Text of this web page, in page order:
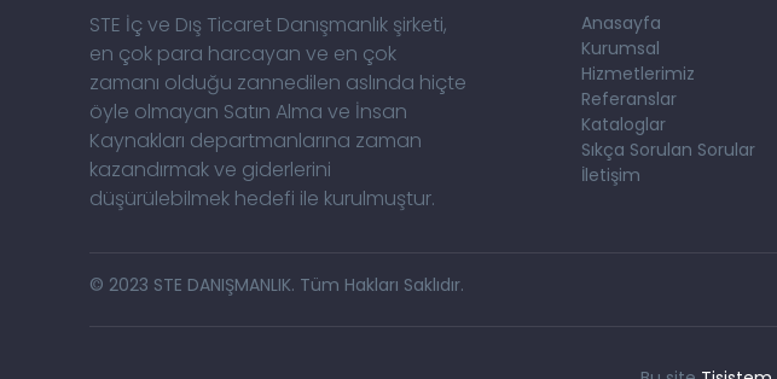
STE İç ve Dış Ticaret Danışmanlık şirketi,
en çok para harcayan ve en çok
zamanı olduğu zannedilen aslında hiçte
öyle olmayan Satın Alma ve İnsan
Kaynakları departmanlarına zaman
kazandırmak ve giderlerini
düşürülebilmek hedefi ile kurulmuştur.
Anasayfa
Kurumsal
Hizmetlerimiz
Referanslar
Kataloglar
Sıkça Sorulan Sorular
İletişim
© 2023 STE DANIŞMANLIK. Tüm Hakları Saklıdır.